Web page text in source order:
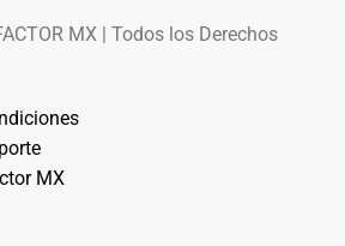
MX | Todos los Derechos
MX